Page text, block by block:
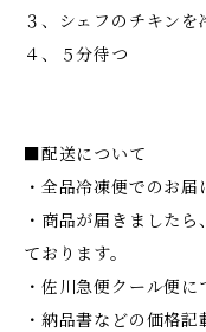
３、シェフのチキン
４、５分待つ
■配送について
・全品冷凍便でのお届
・商品が届きました
ております。
・佐川急便クール便に
・納品書などの価格記